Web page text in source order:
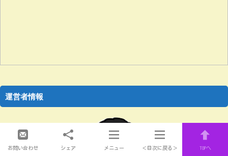
運営者情報
お問い合わせ シェア メニュー ＜目次に戻る＞ TOPへ